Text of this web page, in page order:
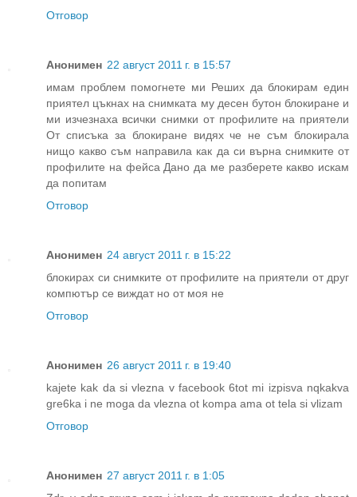
Отговор
Анонимен 22 август 2011 г. в 15:57
имам проблем помогнете ми Реших да блокирам един
приятел цъкнах на снимката му десен бутон блокиране и
ми изчезнаха всички снимки от профилите на приятели
От списъка за блокиране видях че не съм блокирала
нищо какво съм направила как да си върна снимките от
профилите на фейса Дано да ме разберете какво искам
да попитам
Отговор
Анонимен 24 август 2011 г. в 15:22
блокирах си снимките от профилите на приятели от друг
компютър се виждат но от моя не
Отговор
Анонимен 26 август 2011 г. в 19:40
kajete kak da si vlezna v facebook 6tot mi izpisva nqkakva
gre6ka i ne moga da vlezna ot kompa ama ot tela si vlizam
Отговор
Анонимен 27 август 2011 г. в 1:05